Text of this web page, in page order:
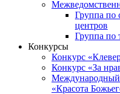
Группа по
центров
Группа по
Конкурсы
Конкурс
Конкурс «За
Международный
«Красота